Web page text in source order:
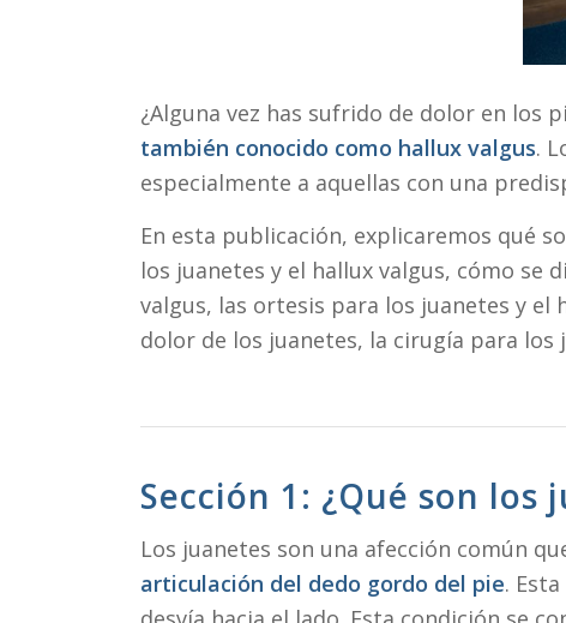
¿Alguna vez has sufrido de dolor en los
también conocido como hallux valgus.
especialmente a aquellas con una
En esta publicación, explicaremos qué
los juanetes y el hallux valgus, cómo
valgus, las ortesis para los juanetes y el
dolor de los juanetes, la cirugía para los
Sección 1: ¿Qué son
Los juanetes son una afección común
articulación del dedo gordo del pie.